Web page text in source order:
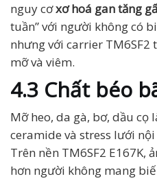
nguy cơxơ hoá gan tăng
tuần” với người không có
nhưng với carrier
mỡ và viêm.
4.3 Chất béo
Mỡ heo, da gà, bơ, dầu cọ
ceramide và stress lưới
Trên nền TM6SF2 E167K,
hơn người không mang